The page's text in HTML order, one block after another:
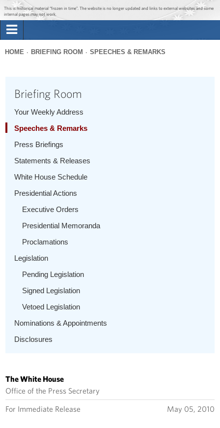
Jump to main content
Jump to navigation
This is historical material “frozen in time”. The website is no longer updated and links to external websites and some
internal pages may not work.
Briefing Room
1600 Penn
here
HOME BRIEFING ROOM SPEECHES & REMARKS
Briefing Room
Your Weekly Address
Speeches & Remarks
Press Briefings
Statements & Releases
White House Schedule
Presidential Actions
Executive Orders
Presidential Memoranda
Proclamations
Legislation
Pending Legislation
Signed Legislation
Vetoed Legislation
Nominations & Appointments
Disclosures
The White House
Office of the Press Secretary
For Immediate Release May 05, 2010